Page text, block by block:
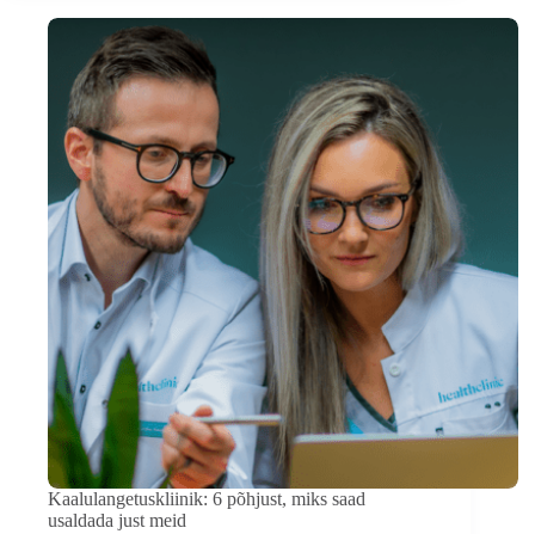
Kaalulangetuskliinik: 6 põhjust, miks saad
usaldada just meid